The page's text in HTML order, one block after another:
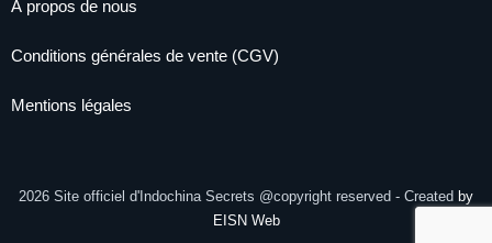
À propos de nous
Conditions générales de vente (CGV)
Mentions légales
2026 Site officiel d'Indochina Secrets @copyright reserved - Created by
EISN Web
Instagram